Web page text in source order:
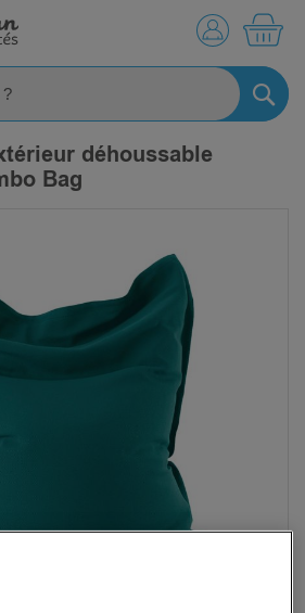
déhoussable
Bag